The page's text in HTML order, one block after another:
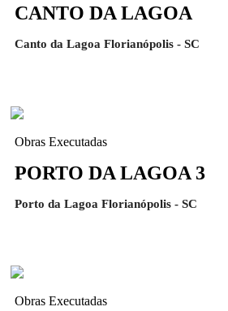
CANTO DA LAGOA
Canto da Lagoa Florianópolis - SC
Obras Executadas
PORTO DA LAGOA 3
Porto da Lagoa Florianópolis - SC
Obras Executadas